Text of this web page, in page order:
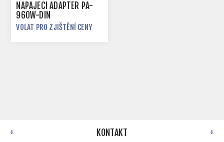
NAPÁJECÍ ADAPTÉR PA-
960W-DIN
VOLAT PRO ZJIŠTĚNÍ CENY
KONTAKT